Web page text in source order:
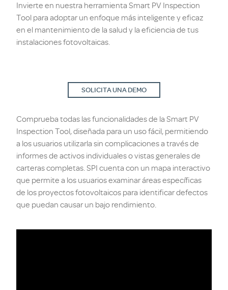
Invierte en nuestra herramienta Smart PV Inspection
Tool para adoptar un enfoque más inteligente y eficaz
en el mantenimiento de la salud y la eficiencia de tus
instalaciones fotovoltaicas.
SOLICITA UNA DEMO
Comprueba todas las funcionalidades de la Smart PV
Inspection Tool, diseñada para un uso fácil, permitiendo
a los usuarios utilizarla sin complicaciones a través de
informes de activos individuales o vistas generales de
carteras completas. SPI cuenta con un mapa interactivo
que permite a los usuarios examinar áreas específicas
de los proyectos fotovoltaicos para identificar defectos
que puedan causar un bajo rendimiento.